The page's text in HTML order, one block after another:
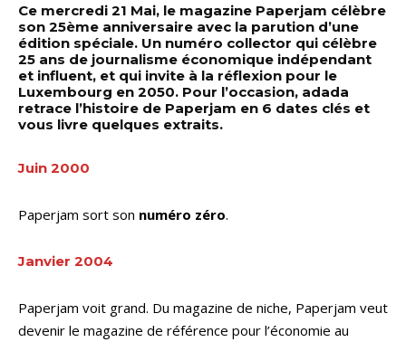
Ce mercredi 21 Mai, le magazine Paperjam célèbre
son 25ème anniversaire avec la parution d’une
édition spéciale. Un numéro collector qui célèbre
25 ans de journalisme économique indépendant
et influent, et qui invite à la réflexion pour le
Luxembourg en 2050. Pour l’occasion, adada
retrace l’histoire de Paperjam en 6 dates clés et
vous livre quelques extraits.
Juin 2000
Paperjam sort son numéro zéro.
Janvier 2004
Paperjam voit grand. Du magazine de niche, Paperjam veut
devenir le magazine de référence pour l’économie au